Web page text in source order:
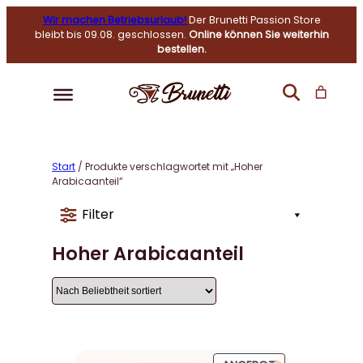
Wir machen Betriebsurlaub!Der Brunetti Passion Store
bleibt bis 09.08. geschlossen. Online können Sie weiterhin
bestellen.
Start / Produkte verschlagwortet mit „Hoher
Arabicaanteil“
Filter
Hoher Arabicaanteil